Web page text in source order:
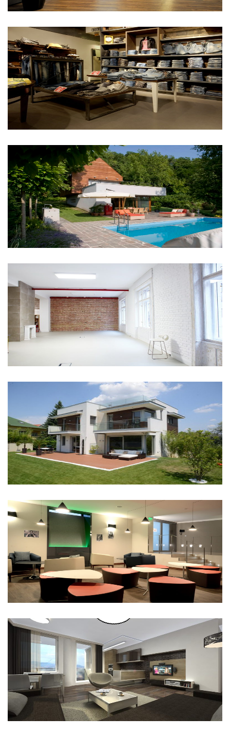
Retro Jeans
Balatonakarattya
H20 Fotóstúdió Budapest
Budapest Sasad
Bécsi diákklub
Lakások – Corvin negyed